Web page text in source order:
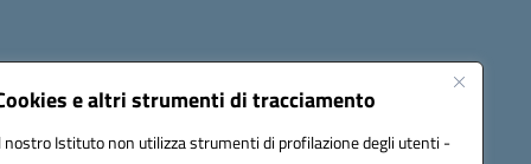
e altri strumenti di tracciamento
nostro Istituto non utilizza strumenti di profilazione degli utenti -